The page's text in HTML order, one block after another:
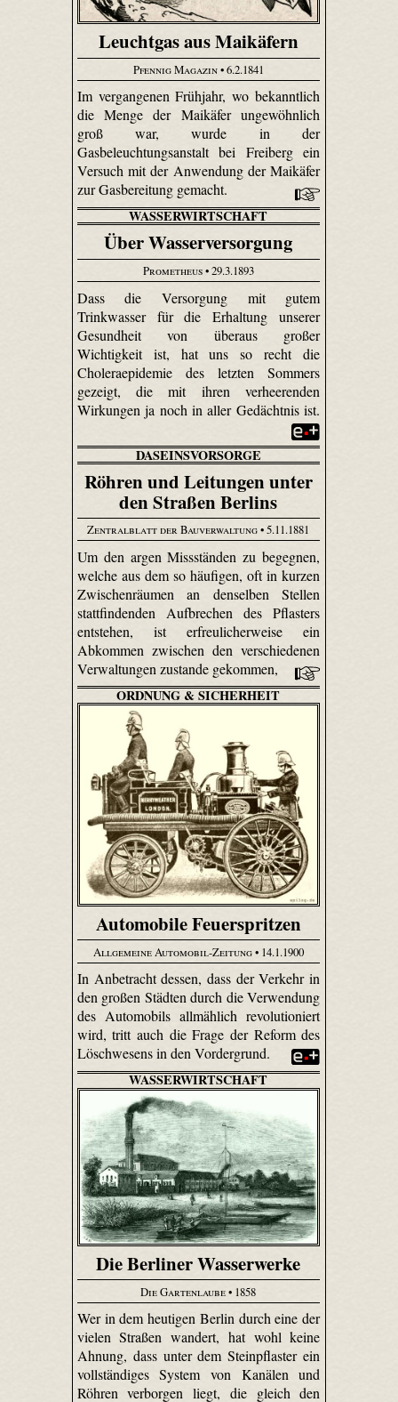
Leuchtgas aus Maikäfern
Pfennig Magazin• 6.2.1841
Im vergangenen Frühjahr, wo bekanntlich
die Menge der Maikäfer ungewöhnlich
groß war, wurde in der
Gasbeleuchtungsanstalt bei Freiberg ein
Versuch mit der Anwendung der Maikäfer
zur Gasbereitung gemacht.
WASSERWIRTSCHAFT
Über Wasserversorgung
Prometheus• 29.3.1893
Dass die Versorgung mit gutem
Trinkwasser für die Erhaltung unserer
Gesundheit von überaus großer
Wichtigkeit ist, hat uns so recht die
Choleraepidemie des letzten Sommers
gezeigt, die mit ihren verheerenden
Wirkungen ja noch in aller Gedächtnis ist.
DASEINSVORSORGE
Röhren und Leitungen unter
den Straßen Berlins
Zentralblatt der Bauverwaltung• 5.11.1881
Um den argen Missständen zu begegnen,
welche aus dem so häufigen, oft in kurzen
Zwischenräumen an denselben Stellen
stattfindenden Aufbrechen des Pflasters
entstehen, ist erfreulicherweise ein
Abkommen zwischen den verschiedenen
Verwaltungen zustande gekommen,
ORDNUNG & SICHERHEIT
Automobile Feuerspritzen
Allgemeine Automobil-Zeitung• 14.1.1900
In Anbetracht dessen, dass der Verkehr in
den großen Städten durch die Verwendung
des Automobils allmählich revolutioniert
wird, tritt auch die Frage der Reform des
Löschwesens in den Vordergrund.
WASSERWIRTSCHAFT
Die Berliner Wasserwerke
Die Gartenlaube• 1858
Wer in dem heutigen Berlin durch eine der
vielen Straßen wandert, hat wohl keine
Ahnung, dass unter dem Steinpflaster ein
vollständiges System von Kanälen und
Röhren verborgen liegt, die gleich den